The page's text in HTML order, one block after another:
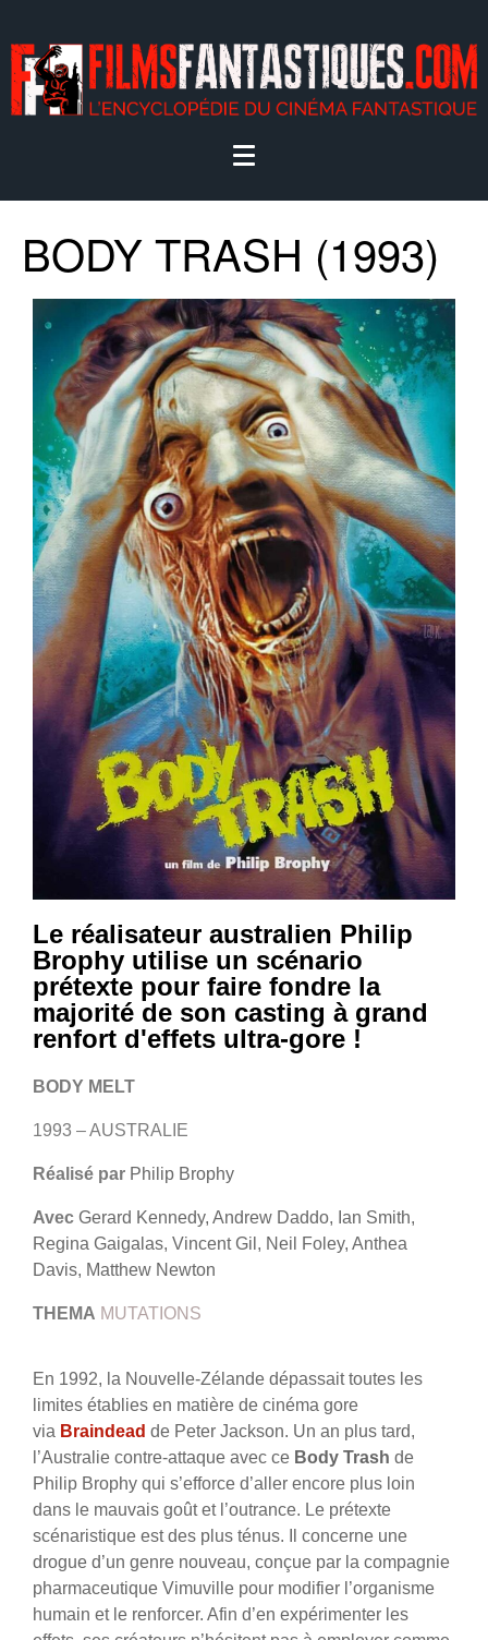
BODY TRASH (1993)
Le réalisateur australien Philip
Brophy utilise un scénario
prétexte pour faire fondre la
majorité de son casting à grand
renfort d'effets ultra-gore !
BODY MELT
1993 – AUSTRALIE
Réalisé par Philip Brophy
Avec Gerard Kennedy, Andrew Daddo, Ian Smith,
Regina Gaigalas, Vincent Gil, Neil Foley, Anthea
Davis, Matthew Newton
THEMA MUTATIONS
En 1992, la Nouvelle-Zélande dépassait toutes les
limites établies en matière de cinéma gore
via Braindead de Peter Jackson. Un an plus tard,
l’Australie contre-attaque avec ce Body Trash de
Philip Brophy qui s’efforce d’aller encore plus loin
dans le mauvais goût et l’outrance. Le prétexte
scénaristique est des plus ténus. Il concerne une
drogue d’un genre nouveau, conçue par la compagnie
pharmaceutique Vimuville pour modifier l’organisme
humain et le renforcer. Afin d’en expérimenter les